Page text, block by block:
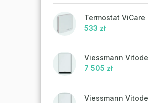
533 zł
7 505 zł